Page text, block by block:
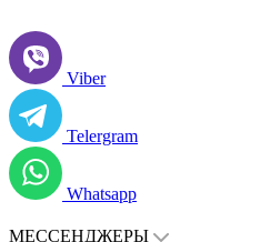
Viber
Telergram
Whatsapp
МЕССЕНДЖЕРЫ